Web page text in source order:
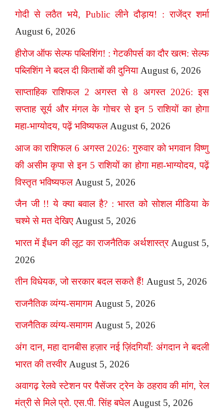
गोदी से लठैत भये, Public लीने दौड़ाय! : राजेंद्र शर्मा
August 6, 2026
हीरोज ऑफ सेल्फ पब्लिशिंग! : गेटकीपर्स का दौर खत्म: सेल्फ
पब्लिशिंग ने बदल दी किताबों की दुनिया August 6, 2026
साप्ताहिक राशिफल 2 अगस्त से 8 अगस्त 2026: इस
सप्ताह सूर्य और मंगल के गोचर से इन 5 राशियों का होगा
महा-भाग्योदय, पढ़ें भविष्यफल August 6, 2026
आज का राशिफल 6 अगस्त 2026: गुरुवार को भगवान विष्णु
की असीम कृपा से इन 5 राशियों का होगा महा-भाग्योदय, पढ़ें
विस्तृत भविष्यफल August 5, 2026
जैन जी !! ये क्या बवाल है? : भारत को सोशल मीडिया के
चश्मे से मत देखिए August 5, 2026
भारत में ईंधन की लूट का राजनैतिक अर्थशास्त्र August 5,
2026
तीन विधेयक, जो सरकार बदल सकते हैं! August 5, 2026
राजनैतिक व्यंग्य-समागम August 5, 2026
राजनैतिक व्यंग्य-समागम August 5, 2026
अंग दान, महा दानबीस हज़ार नई ज़िंदगियाँ: अंगदान ने बदली
भारत की तस्वीर August 5, 2026
अवागढ़ रेलवे स्टेशन पर पैसेंजर ट्रेन के ठहराव की मांग, रेल
मंत्री से मिले प्रो. एस.पी. सिंह बघेल August 5, 2026